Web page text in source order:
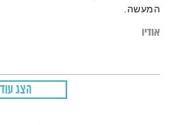
המעשה.
אודיו
הצג עוד